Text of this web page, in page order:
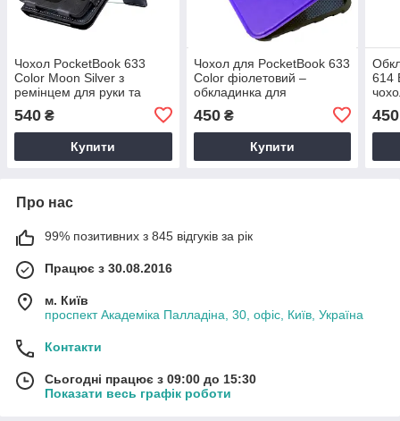
Чохол PocketBook 633
Color Moon Silver з
ремінцем для руки та
підставкою чорний – TPU
обкладинка для Покетбук
540 ₴
Купити
Чохол для PocketBook 633
Color фіолетовий –
обкладинка для
Покетбук
450₴
Купити
614
450
Про нас
99% позитивних з 845 відгуків за рік
Працює з 30.08.2016
м. Київ
проспект Академіка Палладіна, 30, офіс, Київ, Україна
Контакти
Сьогодні працює з 09:00 до 15:30
Показати весь графік роботи